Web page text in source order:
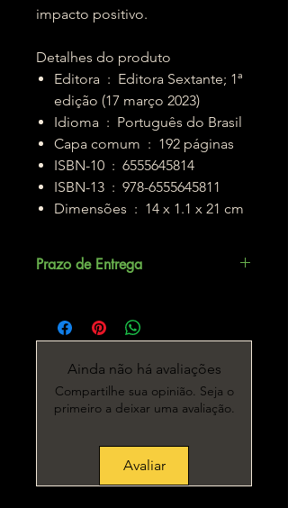
impacto positivo.
Detalhes do produto
Editora ‏ : ‎ Editora Sextante; 1ª
edição (17 março 2023)
Idioma ‏ : ‎ Português do Brasil
Capa comum ‏ : ‎ 192 páginas
ISBN-10 ‏ : ‎ 6555645814
ISBN-13 ‏ : ‎ 978-6555645811
Dimensões ‏ : ‎ 14 x 1.1 x 21 cm
Prazo de Entrega
Ainda não há avaliações
Compartilhe sua opinião. Seja o
primeiro a deixar uma avaliação.
Avaliar